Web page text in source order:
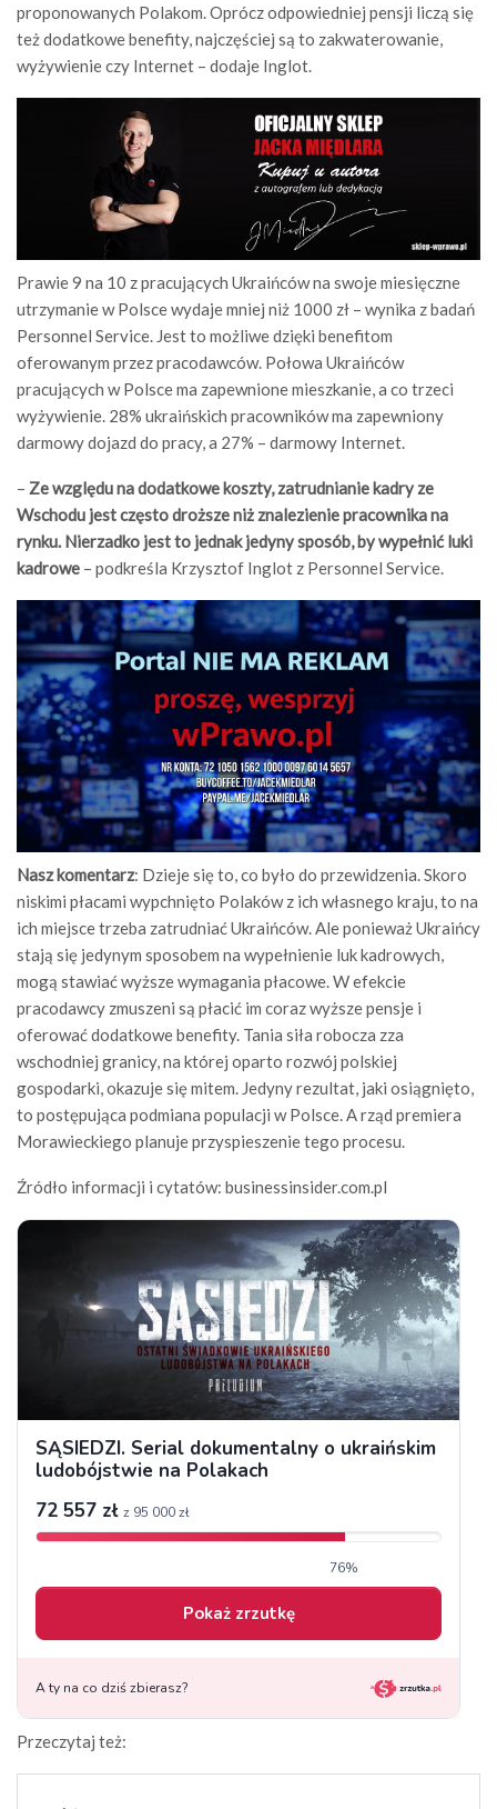
proponowanych Polakom. Oprócz odpowiedniej pensji liczą się
też dodatkowe benefity, najczęściej są to zakwaterowanie,
wyżywienie czy Internet – dodaje Inglot.
Prawie 9 na 10 z pracujących Ukraińców na swoje miesięczne
utrzymanie w Polsce wydaje mniej niż 1000 zł – wynika z badań
Personnel Service. Jest to możliwe dzięki benefitom
oferowanym przez pracodawców. Połowa Ukraińców
pracujących w Polsce ma zapewnione mieszkanie, a co trzeci
wyżywienie. 28% ukraińskich pracowników ma zapewniony
darmowy dojazd do pracy, a 27% – darmowy Internet.
– Ze względu na dodatkowe koszty, zatrudnianie kadry ze
Wschodu jest często droższe niż znalezienie pracownika na
rynku. Nierzadko jest to jednak jedyny sposób, by wypełnić luki
kadrowe – podkreśla Krzysztof Inglot z Personnel Service.
Nasz komentarz: Dzieje się to, co było do przewidzenia. Skoro
niskimi płacami wypchnięto Polaków z ich własnego kraju, to na
ich miejsce trzeba zatrudniać Ukraińców. Ale ponieważ Ukraińcy
stają się jedynym sposobem na wypełnienie luk kadrowych,
mogą stawiać wyższe wymagania płacowe. W efekcie
pracodawcy zmuszeni są płacić im coraz wyższe pensje i
oferować dodatkowe benefity. Tania siła robocza zza
wschodniej granicy, na której oparto rozwój polskiej
gospodarki, okazuje się mitem. Jedyny rezultat, jaki osiągnięto,
to postępująca podmiana populacji w Polsce. A rząd premiera
Morawieckiego planuje przyspieszenie tego procesu.
Źródło informacji i cytatów: businessinsider.com.pl
Przeczytaj też: